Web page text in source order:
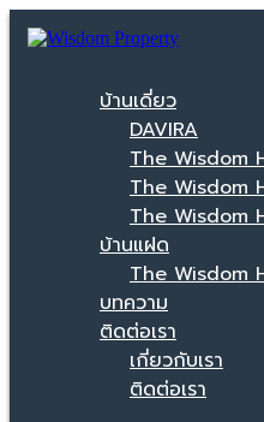
บ้านเดี่ยว
DAVIRA
The Wisdom
The Wisdom
The Wisdom
บ้านแฝด
The Wisdom
บทความ
ติดต่อเรา
เกี่ยวกับเรา
ติดต่อเรา